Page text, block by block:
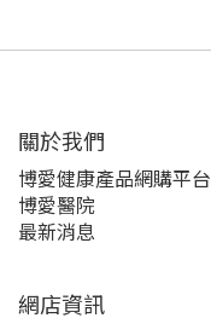
關於我們‎
博愛健康產品網購平台
博愛醫院
最新消息
網店資訊